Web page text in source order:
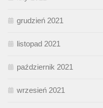
grudzień 2021
listopad 2021
październik 2021
wrzesień 2021